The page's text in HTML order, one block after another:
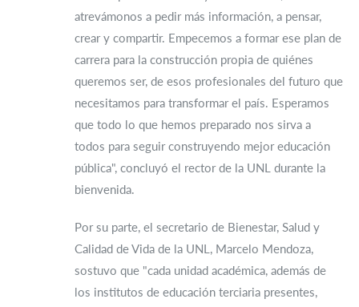
atrevámonos a pedir más información, a pensar,
crear y compartir. Empecemos a formar ese plan de
carrera para la construcción propia de quiénes
queremos ser, de esos profesionales del futuro que
necesitamos para transformar el país. Esperamos
que todo lo que hemos preparado nos sirva a
todos para seguir construyendo mejor educación
pública", concluyó el rector de la UNL durante la
bienvenida.
Por su parte, el secretario de Bienestar, Salud y
Calidad de Vida de la UNL, Marcelo Mendoza,
sostuvo que "cada unidad académica, además de
los institutos de educación terciaria presentes,